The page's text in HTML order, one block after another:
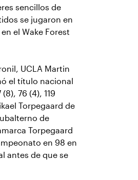
sencillos de
se jugaron en
el Wake Forest
UCLA Martin
el título nacional
76 (4), 119
Torpegaard de
de
Torpegaard
en 98 en
antes de que se